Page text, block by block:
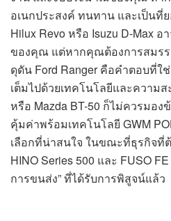
อเนกประสงค์ ทนทาน และเป็นที่
Hilux Revo หรือ Isuzu D-Max อ
ของคุณ แต่หากคุณต้องการสมร
ดุดัน Ford Ranger คือคำตอบที่ใ
เต็มไปด้วยเทคโนโลยีและความ
หรือ Mazda BT-50 ก็ไม่ควรมอ
คุ้มค่าพร้อมเทคโนโลยี GWM
เลือกที่น่าสนใจ ในขณะที่ธุรกิจที่
HINO Series 500 และ FUSO
การขนส่ง” ที่ได้รับการพิสูจน์แล้ว